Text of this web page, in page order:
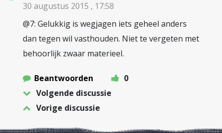
30 augustus 2015 , 17:58
@7: Gelukkig is wegjagen iets geheel anders
dan tegen wil vasthouden. Niet te vergeten met
behoorlijk zwaar materieel.
Beantwoorden
0
Volgende discussie
Vorige discussie